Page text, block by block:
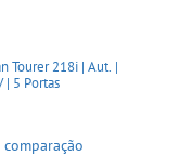
Tourer 218i | Aut. |
| 5 Portas